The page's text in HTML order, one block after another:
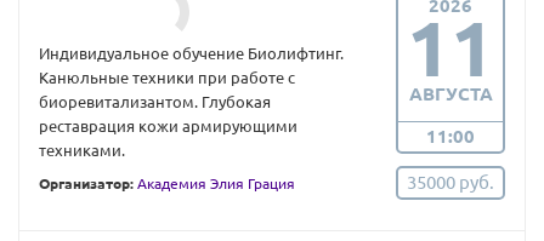
Индивидуальное обучение Биолифтинг.
Канюльные техники при работе с
биоревитализантом. Глубокая
реставрация кожи армирующими
техниками.
Организатор: Академия Элия Грация
2026
11
АВГУСТА
11:00
35000 руб.